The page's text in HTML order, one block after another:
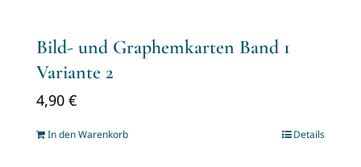
Bild- und Graphemkarten Band 1
Variante 2
4,90 €
In den Warenkorb Details